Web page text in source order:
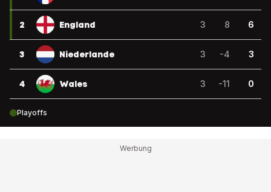
2 England 3 8 6
3 Niederlande 3 -4 3
4 Wales 3 -11 0
Playoffs